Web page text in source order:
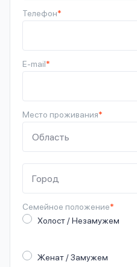
Телефон*
E-mail*
Место проживания*
Семейное положение*
Холост / Незамужем
Женат / Замужем